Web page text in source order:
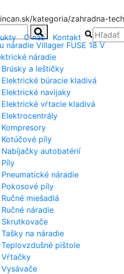
kategoria/zahradna-
Hľadať
O nás Kontakt Hľadať
Hľadať:
náradie Villager FUSE 18 V
náradie
Brúsky a leštičky
Elektrické búracie kladivá
Elektrické navijaky
Elektrické vŕtacie kladivá
Elektrocentrály
Kompresory
Kotúčové píly
Nabíjačky autobatérií
Píly
Pneumatické náradie
Pokosové píly
Ručné miešadlá
Ručné náradie
Skrutkovače
Tašky na náradie
Teplovzdušné pištole
Vŕtačky
Vysávače